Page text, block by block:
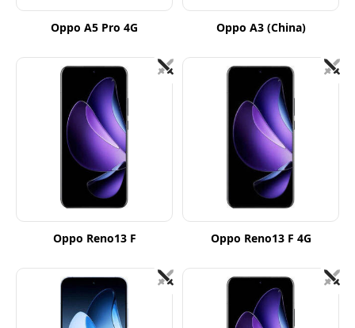
Oppo A5 Pro 4G Oppo A3 (China)
Oppo Reno13 F Oppo Reno13 F 4G